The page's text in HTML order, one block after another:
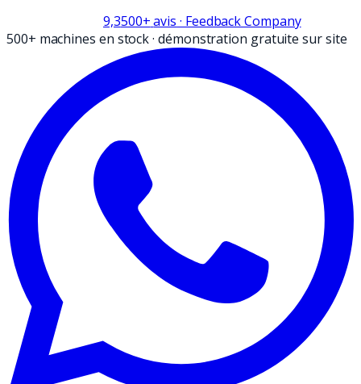
9,3500+avis · Feedback Company
500+ machines en stock·démonstration gratuite sur site